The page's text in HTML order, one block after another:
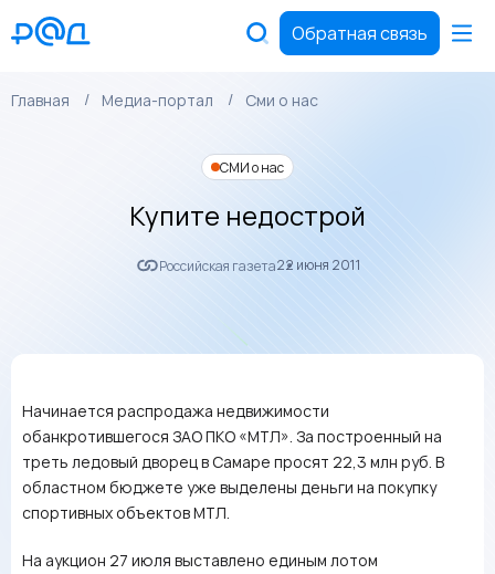
Обратная связь
Главная Медиа-портал Сми о нас
СМИ о нас
Купите недострой
Российская газета22 июня 2011
Начинается распродажа недвижимости
обанкротившегося ЗАО ПКО «МТЛ». За построенный на
треть ледовый дворец в Самаре просят 22,3 млн руб. В
областном бюджете уже выделены деньги на покупку
спортивных объектов МТЛ.
На аукцион 27 июля выставлено единым лотом